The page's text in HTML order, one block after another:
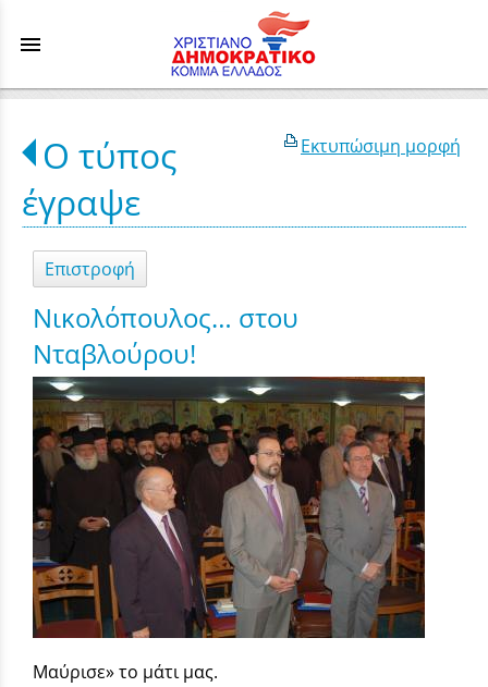
menu
Εκτυπώσιμη μορφή
Ο τύπος
έγραψε
Επιστροφή
Νικολόπουλος… στου
Νταβλούρου!
Μαύρισε» το μάτι μας.